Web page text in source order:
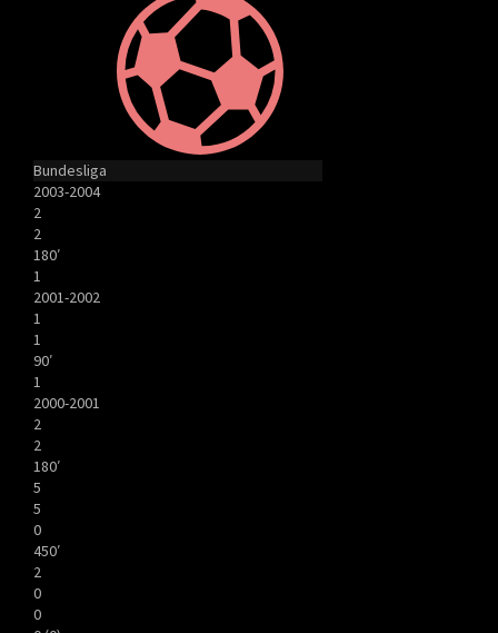
Bundesliga
2003-2004
2
2
180′
1
2001-2002
1
1
90′
1
2000-2001
2
2
180′
5
5
0
450′
2
0
0